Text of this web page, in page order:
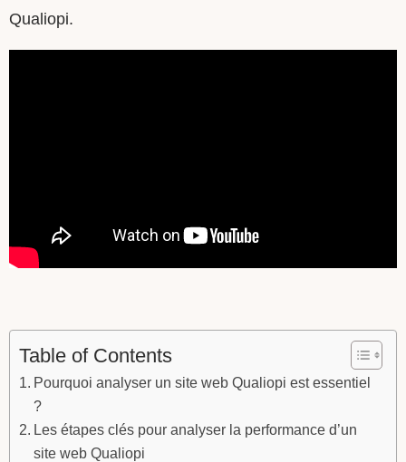
Qualiopi.
Table of Contents
Pourquoi analyser un site web Qualiopi est essentiel
?
Les étapes clés pour analyser la performance d’un
site web Qualiopi